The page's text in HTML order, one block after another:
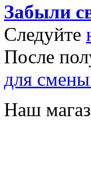
Забыли
Следуйте
После
для
Наш